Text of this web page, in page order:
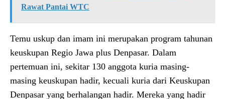
Rawat Pantai WTC
Temu uskup dan imam ini merupakan program tahunan
keuskupan Regio Jawa plus Denpasar. Dalam
pertemuan ini, sekitar 130 anggota kuria masing-
masing keuskupan hadir, kecuali kuria dari Keuskupan
Denpasar yang berhalangan hadir. Mereka yang hadir